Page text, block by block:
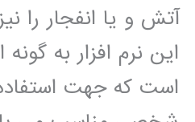
آتش و يا انفجار را
اين نرم افزار به
است که جھت